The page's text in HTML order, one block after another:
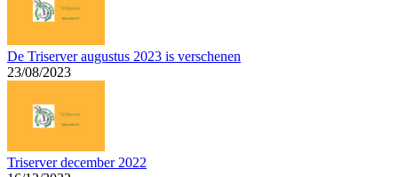
De Triserver augustus 2023 is verschenen
23/08/2023
Triserver december 2022